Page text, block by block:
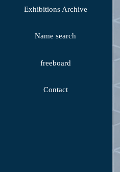
Exhibitions Archive
Name search
freeboard
Contact